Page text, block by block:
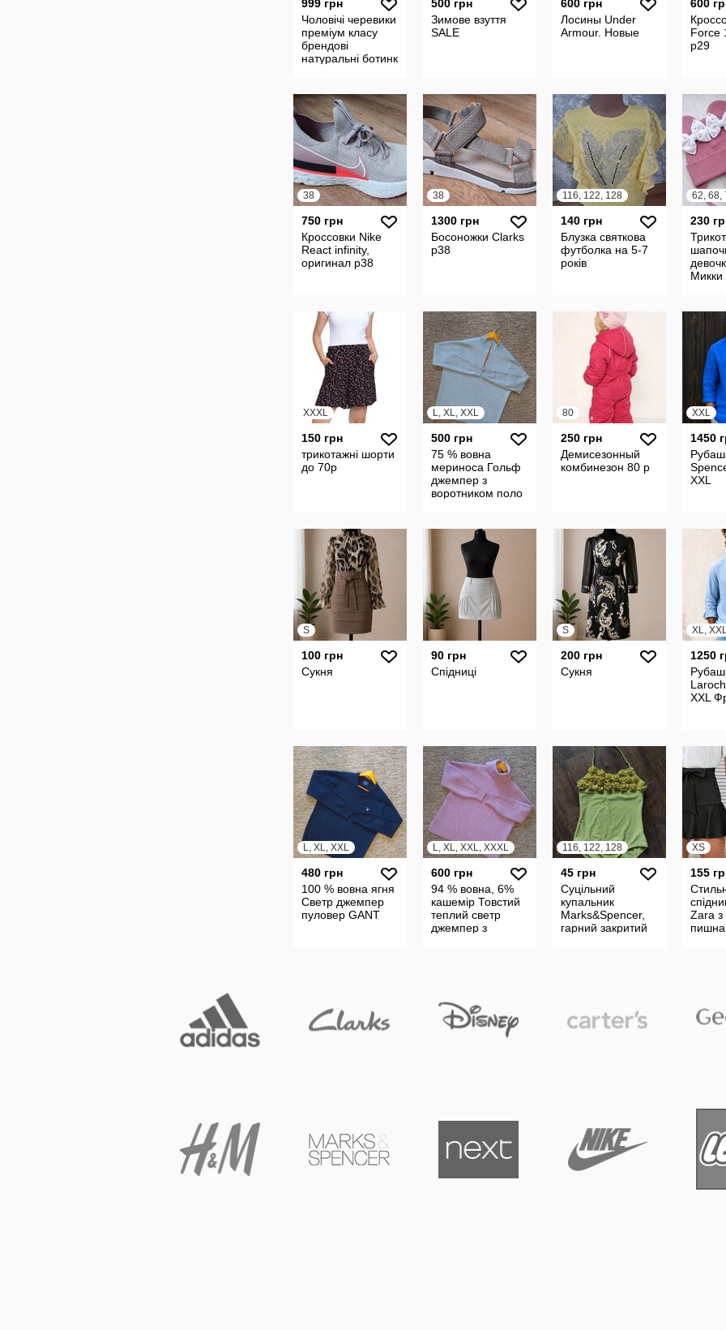
999 грн
Чоловічі черевики
преміум класу
брендові
натуральні ботинки
500 грн
Зимове взуття
SALE
600 грн
Лосины Under
Armour. Новые
600
Force
р29
38
750 грн
Кроссовки Nike
React infinity,
оригинал р38
38
1300 грн
Босоножки Clarks
р38
116, 122, 128
140 грн
Блузка святкова
футболка на 5-7
років
230
Микки
XXXL
150 грн
трикотажні шорти
до 70р
L, XL, XXL
500 грн
75 % вовна
мериноса Гольф
джемпер з
воротником поло
80
250 грн
Демисезонный
комбинезон 80 р
XXL
1450
XXL
S
100 грн
Сукня
90 грн
Спідниці
S
200 грн
Сукня
XL,
1250
XXL
L, XL, XXL
480 грн
100 % вовна ягня
Светр джемпер
пуловер GANT
L, XL, XXL, XXXL
600 грн
94 % вовна, 6%
кашемір Товстий
теплий светр
джемпер з
116, 122, 128
45 грн
Суцільний
купальник
Marks&Spencer,
гарний закритий
XS
155
Zara
пишна